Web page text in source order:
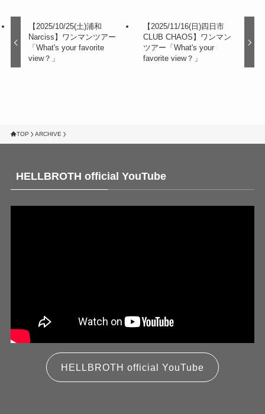
【2025/10/25(土)浦和
Narciss】ワンマンツアー
「What's your favorite
view？」
【2025/11/16(日)四日市
CLUB CHAOS】ワンマン
ツアー「What's your
favorite view？」
TOP ARCHIVE
HELLBROTH official YouTube
HELLBROTH official YouTube